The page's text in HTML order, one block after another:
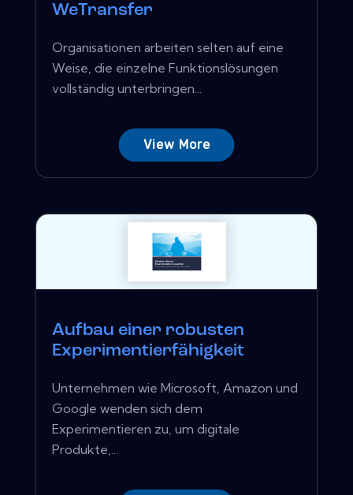
WeTransfer
Organisationen arbeiten selten auf eine
Weise, die einzelne Funktionslösungen
vollständig unterbringen...
View More
Aufbau einer robusten
Experimentierfähigkeit
Unternehmen wie Microsoft, Amazon und
Google wenden sich dem
Experimentieren zu, um digitale
Produkte,...